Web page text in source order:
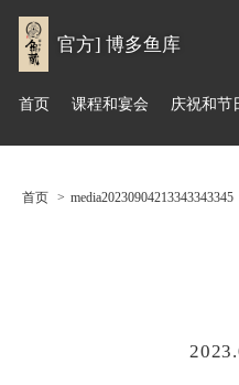
官方] 博多鱼库
首页 课程和宴会 庆祝和节
首页 media20230904213343343345